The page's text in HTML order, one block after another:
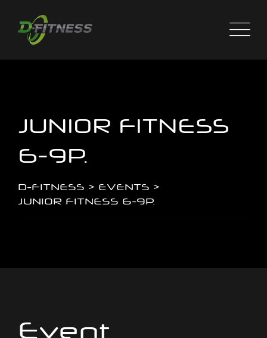
content
JUNIOR FITNESS
6-9Р.
D-FITNESS > EVENTS >
JUNIOR FITNESS 6-9Р.
Event